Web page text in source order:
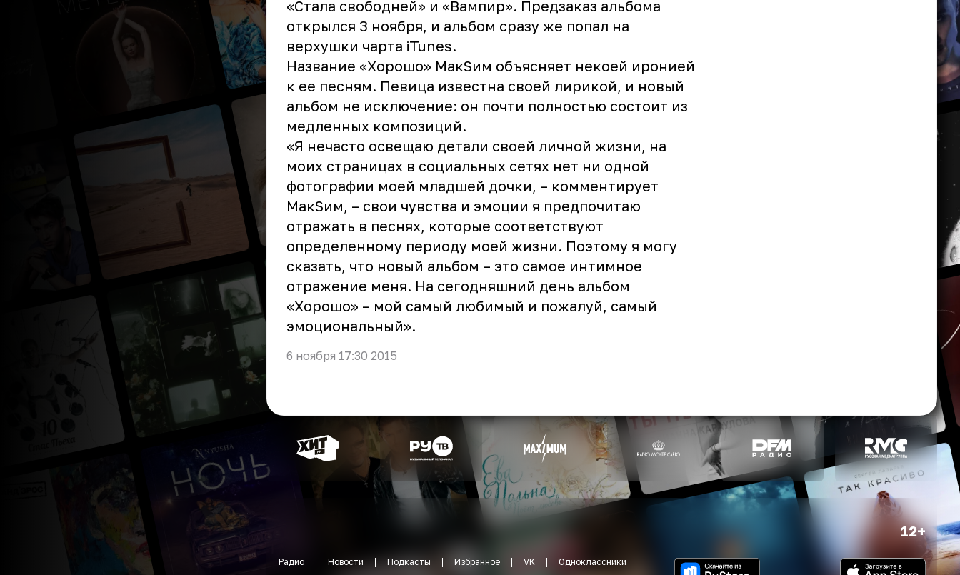
«Стала свободней» и «Вампир». Предзаказ альбома
открылся 3 ноября, и альбом сразу же попал на
верхушки чарта iTunes.
Название «Хорошо» МакSим объясняет некоей иронией
к ее песням. Певица известна своей лирикой, и новый
альбом не исключение: он почти полностью состоит из
медленных композиций.
«Я нечасто освещаю детали своей личной жизни, на
моих страницах в социальных сетях нет ни одной
фотографии моей младшей дочки, – комментирует
МакSим, – свои чувства и эмоции я предпочитаю
отражать в песнях, которые соответствуют
определенному периоду моей жизни. Поэтому я могу
сказать, что новый альбом – это самое интимное
отражение меня. На сегодняшний день альбом
«Хорошо» – мой самый любимый и пожалуй, самый
эмоциональный».
6 ноября 17:30 2015
12+
Радио Новости Подкасты Избранное VK Одноклассники